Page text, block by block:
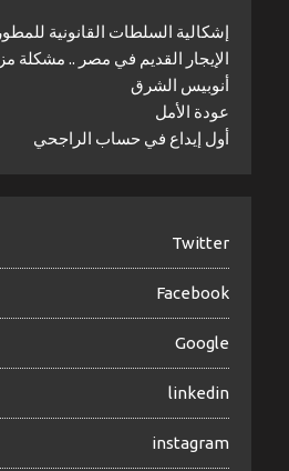
إشكالية السلطات القانونية
الإيجار القديم في مصر .. مشكلة
أنوبيس الشرق
عودة الأمل
أول إيداع في حساب الراجحي
Twitter
Facebook
Google
linkedin
instagram